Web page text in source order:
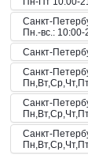
Санкт-
Пн.-вс.: 10:00-
Санкт-
Санкт-
Санкт-
Санкт-